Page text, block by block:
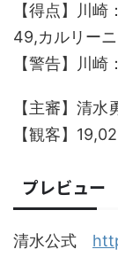
【得点】川
49,カルリー
【警告】川
【主審】清水
【観客】
プレビュー
清水公式